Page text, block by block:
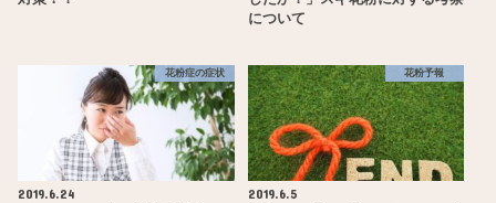
について
花粉症の症状
2019.6.24
花粉予報
2019.6.5